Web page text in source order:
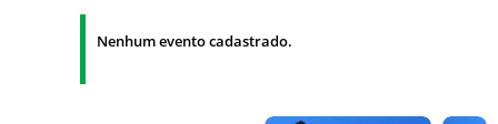
Nenhum evento cadastrado.